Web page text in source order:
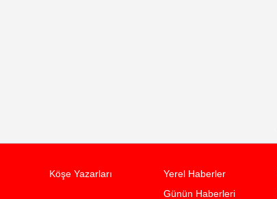
Köşe Yazarları
Yerel Haberler
Günün Haberleri